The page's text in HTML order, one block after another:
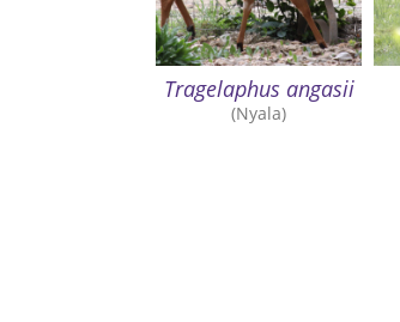
Tragelaphus angasii
(Nyala)